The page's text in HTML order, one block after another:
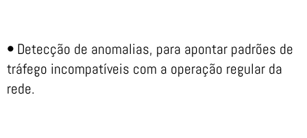
• Detecção de anomalias, para apontar padrões de
tráfego incompatíveis com a operação regular da
rede.